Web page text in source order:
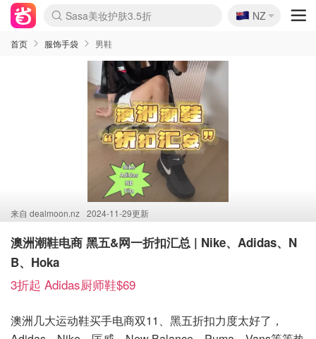
lululemon本周上新
Sasa美妆护肤3.5折
SSENSE年中3折
FreshBeauty好价汇总
Cettire降价+叠9折
Farfetch折上8折
WWS Coles超市实拍
viagogo二手票捡漏
Myer清仓1折起
The Outnet奢牌1折起
David Jones 3折起
Flannels大牌1折
Perfumes Club护肤1折
AMIRO返校季6.2折
Oweek抽奖送Airpods
Amazon折扣汇总
eToro入金$200送$50
Amazon数码好物
ICONIC本周7.5折
ThedoubleF高奢地板价
Moose Knuckles 6折
丝芙兰5折起
EUFY官网3.7折起
Selenichast首饰2折
Trip机票酒店促销
YSL送5件彩妆礼
Amazon家居好物
BIGBANG巡演开票
David Jones时尚3折
Amazon美妆护肤
雅漾大喷$8
过敏原检测盒$33
伊索独家赠50ml沐浴露
科颜氏送高保湿面霜
CW药房打折海报
SEALIFE海洋馆门票6折
丝塔芙大白罐$16
订阅Newsletter送香薰
Cult Beauty 6.8折
Harrods圣诞日历2.3折
LN-CC奢牌私促3折
d'Alba空姐喷雾$16
EVE LOM套装逆天2折
Adore Beauty 6折起
CT圣诞日历
Mytheresa奢品2.7折
🇳🇿
NZ
首页 服饰手袋 男鞋
来自 dealmoon.nz 2024-11-29更新
澳洲潮鞋电商 黑五&网一折扣汇总 | Nike、Adidas、N
B、Hoka
3折起 Adidas厨师鞋$69
澳洲几大运动鞋买手电商双11、黑五折扣力度太好了，